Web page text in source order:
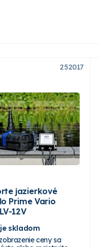
252017
jazierkové
Prime Vario
12V
skladom
ceny sa